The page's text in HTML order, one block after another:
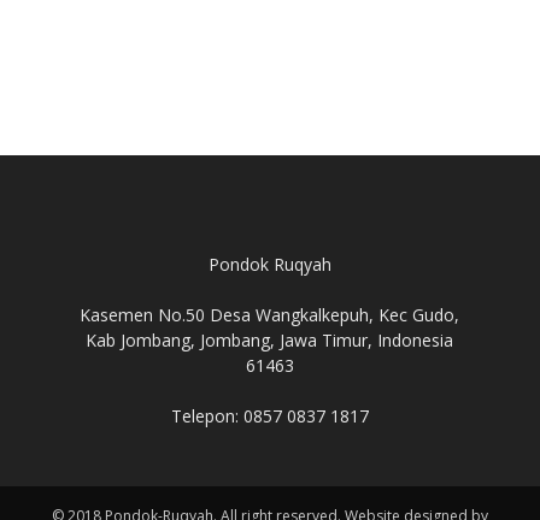
Pondok Ruqyah
Kasemen No.50 Desa Wangkalkepuh, Kec Gudo,
Kab Jombang, Jombang, Jawa Timur, Indonesia
61463
Telepon: 0857 0837 1817
© 2018 Pondok-Ruqyah. All right reserved. Website designed by